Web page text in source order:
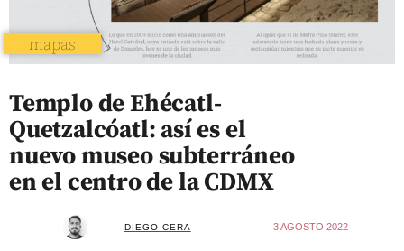
mapas
Templo de Ehécatl-
Quetzalcóatl: así es el
nuevo museo subterráneo
en el centro de la CDMX
DIEGO CERA 3 AGOSTO 2022